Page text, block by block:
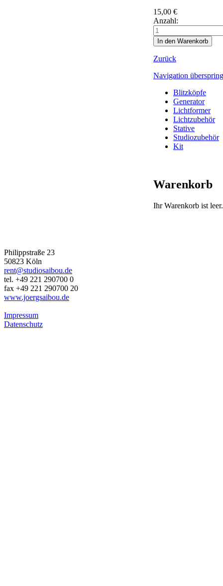
15,00 €
Anzahl:
Zurück
Navigation
Blitzköpfe
Generator
Lichtformer
Lichtzubehör
Stative
Studiozubehör
Kit
Warenkorb
Ihr Warenkorb ist leer.
Philippstraße 23
50823 Köln
rent@studiosaibou.de
tel. +49 221 290700 0
fax +49 221 290700 20
www.joergsaibou.de
Impressum
Datenschutz